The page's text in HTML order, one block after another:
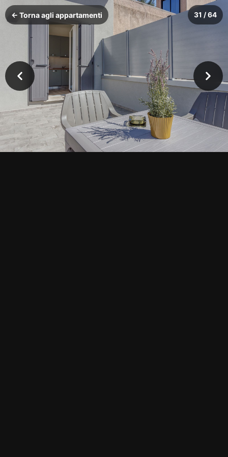
← Torna agli appartamenti 31 / 64